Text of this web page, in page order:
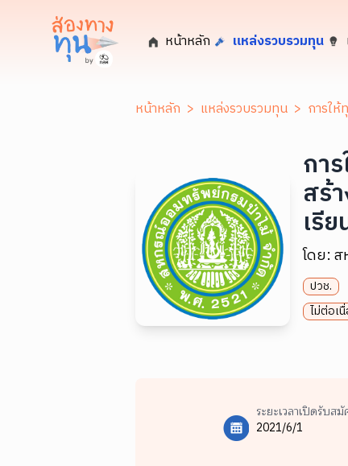
หน้าหลัก แหล่งรวบรวมทุน
หน้าหลัก > แหล่งรวบรวมทุน > การใ
กา
สร้
เรี
โดย: ส
ปวช.
ไม่ต่อเ
ระยะเวลาเปิดรับสมั
2021/6/1